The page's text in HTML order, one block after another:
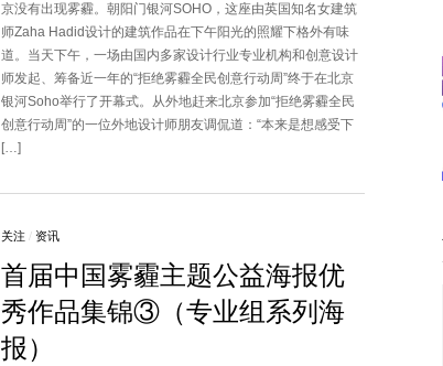
京没有出现雾霾。朝阳门银河SOHO，这座由英国知名女建筑
师Zaha Hadid设计的建筑作品在下午阳光的照耀下格外有味
道。当天下午，一场由国内多家设计行业专业机构和创意设计
师发起、筹备近一年的“拒绝雾霾全民创意行动周”终于在北京
银河Soho举行了开幕式。从外地赶来北京参加“拒绝雾霾全民
创意行动周”的一位外地设计师朋友调侃道：“本来是想感受下
[…]
关注/ 资讯
首届中国雾霾主题公益海报优
秀作品集锦③（专业组系列海
报）